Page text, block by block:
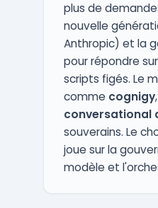
plus de
nouvelle
Anthropic) et la
pour répondre
scripts figés. Le
comme cognigy,
conversational
souverains. Le
joue sur la
modèle et